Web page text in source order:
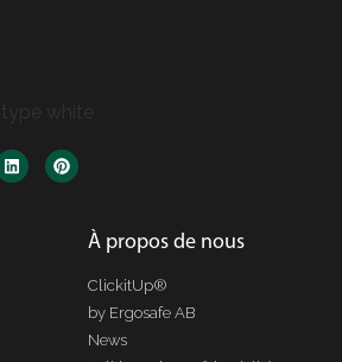
À propos de nous
ClickitUp®
by Ergosafe AB
News